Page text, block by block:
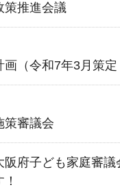
策推進会議
（令和7年3月策定
策審議会
阪府子ども家庭審